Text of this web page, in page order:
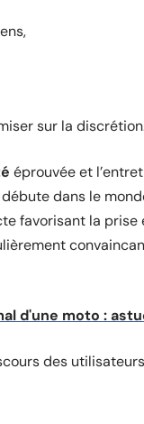
sur la
éprouvée et
dans le
favorisant la
d'une moto :
des